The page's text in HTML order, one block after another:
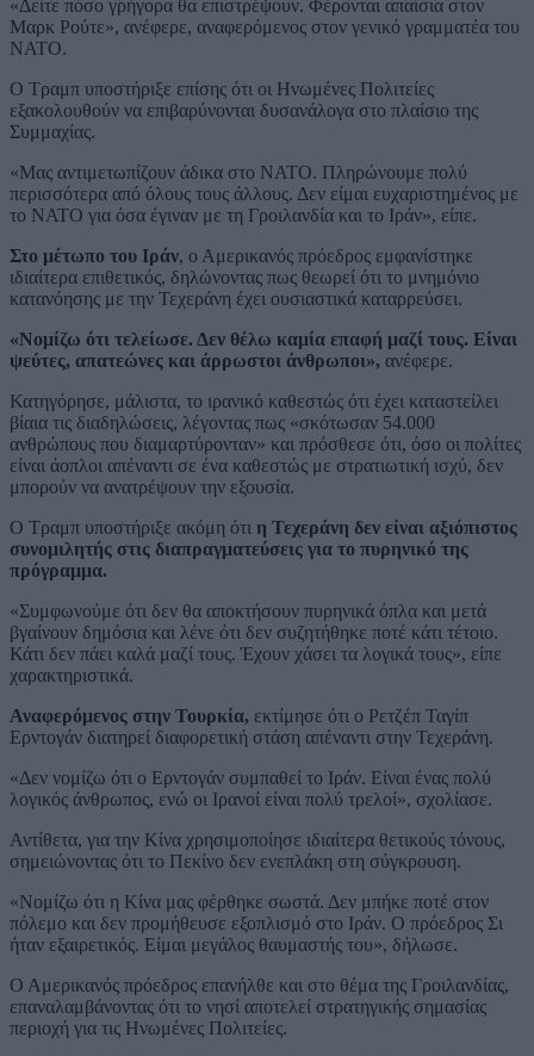
«Δείτε πόσο γρήγορα θα επιστρέψουν. Φέρονται απαίσια στον
Μαρκ Ρούτε», ανέφερε, αναφερόμενος στον γενικό γραμματέα του
ΝΑΤΟ.
Ο Τραμπ υποστήριξε επίσης ότι οι Ηνωμένες Πολιτείες
εξακολουθούν να επιβαρύνονται δυσανάλογα στο πλαίσιο της
Συμμαχίας.
«Μας αντιμετωπίζουν άδικα στο ΝΑΤΟ. Πληρώνουμε πολύ
περισσότερα από όλους τους άλλους. Δεν είμαι ευχαριστημένος με
το ΝΑΤΟ για όσα έγιναν με τη Γροιλανδία και το Ιράν», είπε.
Στο μέτωπο του Ιράν, ο Αμερικανός πρόεδρος εμφανίστηκε
ιδιαίτερα επιθετικός, δηλώνοντας πως θεωρεί ότι το μνημόνιο
κατανόησης με την Τεχεράνη έχει ουσιαστικά καταρρεύσει.
«Νομίζω ότι τελείωσε. Δεν θέλω καμία επαφή μαζί τους. Είναι
ψεύτες, απατεώνες και άρρωστοι άνθρωποι», ανέφερε.
Κατηγόρησε, μάλιστα, το ιρανικό καθεστώς ότι έχει καταστείλει
βίαια τις διαδηλώσεις, λέγοντας πως «σκότωσαν 54.000
ανθρώπους που διαμαρτύρονταν» και πρόσθεσε ότι, όσο οι πολίτες
είναι άοπλοι απέναντι σε ένα καθεστώς με στρατιωτική ισχύ, δεν
μπορούν να ανατρέψουν την εξουσία.
Ο Τραμπ υποστήριξε ακόμη ότι η Τεχεράνη δεν είναι αξιόπιστος
συνομιλητής στις διαπραγματεύσεις για το πυρηνικό της
πρόγραμμα.
«Συμφωνούμε ότι δεν θα αποκτήσουν πυρηνικά όπλα και μετά
βγαίνουν δημόσια και λένε ότι δεν συζητήθηκε ποτέ κάτι τέτοιο.
Κάτι δεν πάει καλά μαζί τους. Έχουν χάσει τα λογικά τους», είπε
χαρακτηριστικά.
Αναφερόμενος στην Τουρκία, εκτίμησε ότι ο Ρετζέπ Ταγίπ
Ερντογάν διατηρεί διαφορετική στάση απέναντι στην Τεχεράνη.
«Δεν νομίζω ότι ο Ερντογάν συμπαθεί το Ιράν. Είναι ένας πολύ
λογικός άνθρωπος, ενώ οι Ιρανοί είναι πολύ τρελοί», σχολίασε.
Αντίθετα, για την Κίνα χρησιμοποίησε ιδιαίτερα θετικούς τόνους,
σημειώνοντας ότι το Πεκίνο δεν ενεπλάκη στη σύγκρουση.
«Νομίζω ότι η Κίνα μας φέρθηκε σωστά. Δεν μπήκε ποτέ στον
πόλεμο και δεν προμήθευσε εξοπλισμό στο Ιράν. Ο πρόεδρος Σι
ήταν εξαιρετικός. Είμαι μεγάλος θαυμαστής του», δήλωσε.
Ο Αμερικανός πρόεδρος επανήλθε και στο θέμα της Γροιλανδίας,
επαναλαμβάνοντας ότι το νησί αποτελεί στρατηγικής σημασίας
περιοχή για τις Ηνωμένες Πολιτείες.